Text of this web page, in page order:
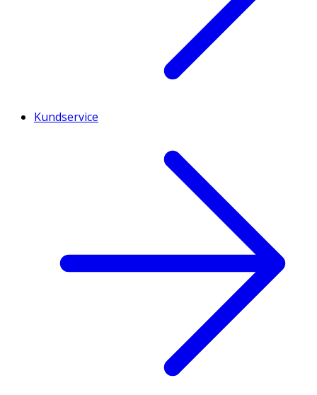
Kundservice